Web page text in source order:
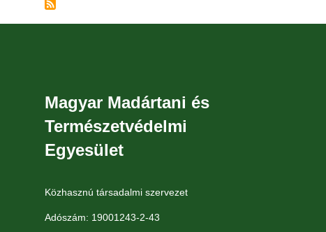
Magyar Madártani és
Természetvédelmi
Egyesület
Közhasznú társadalmi szervezet
Adószám: 19001243-2-43